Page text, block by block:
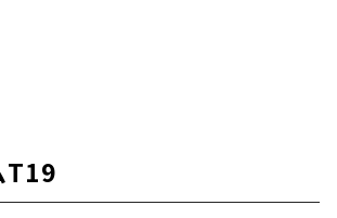
T19